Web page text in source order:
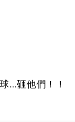
...砸他們！！